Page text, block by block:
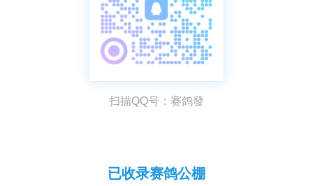
扫描QQ号：赛鸽發
已收录赛鸽公棚